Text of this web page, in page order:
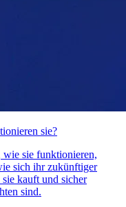
sie?
sie funktionieren,
sich ihr zukünftiger
kauft und sicher
sind.